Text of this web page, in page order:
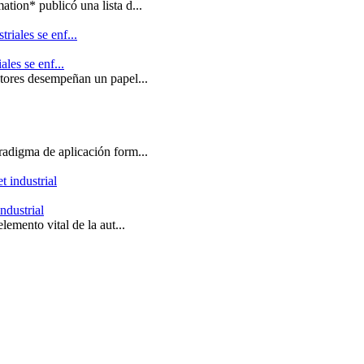
publicó una lista d...
se enf...
desempeñan un papel...
de aplicación form...
vital de la aut...